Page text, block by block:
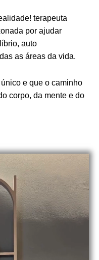
terapeuta
por ajudar
auto
as áreas da vida.
e que o caminho
corpo, da mente e do